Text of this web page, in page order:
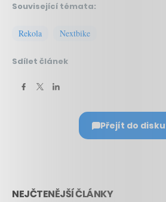
Související témata:
Rekola Nextbike
Sdílet článek
Přejít do
NEJČTENĚJŠÍ ČLÁNKY